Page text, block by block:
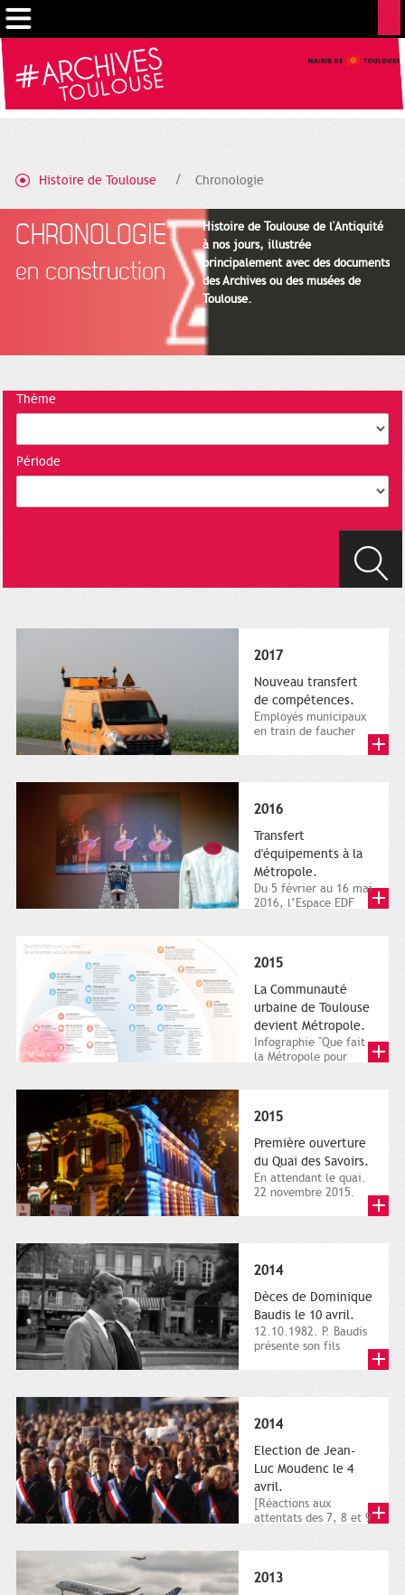
Histoire de Toulouse Chronologie
CHRONOLOGIE
en construction
Histoire de Toulouse de l'Antiquité
à nos jours, illustrée
principalement avec des documents
des Archives ou des musées de
Toulouse.
Thème
Période
2017
Nouveau transfert
de compétences.
Employés municipaux
en train de faucher
2016
Transfert
d'équipements à la
Métropole.
Du 5 février au 16 mai
2016, l’Espace EDF
2015
La Communauté
urbaine de Toulouse
devient Métropole.
Infographie "Que fait
la Métropole pour
2015
Première ouverture
du Quai des Savoirs.
En attendant le quai.
22 novembre 2015.
2014
Dèces de Dominique
Baudis le 10 avril.
12.10.1982. P. Baudis
présente son fils
2014
Election de Jean-
Luc Moudenc le 4
avril.
[Réactions aux
attentats des 7, 8 et 9
2013
Gestion de vos préférences sur les cookies